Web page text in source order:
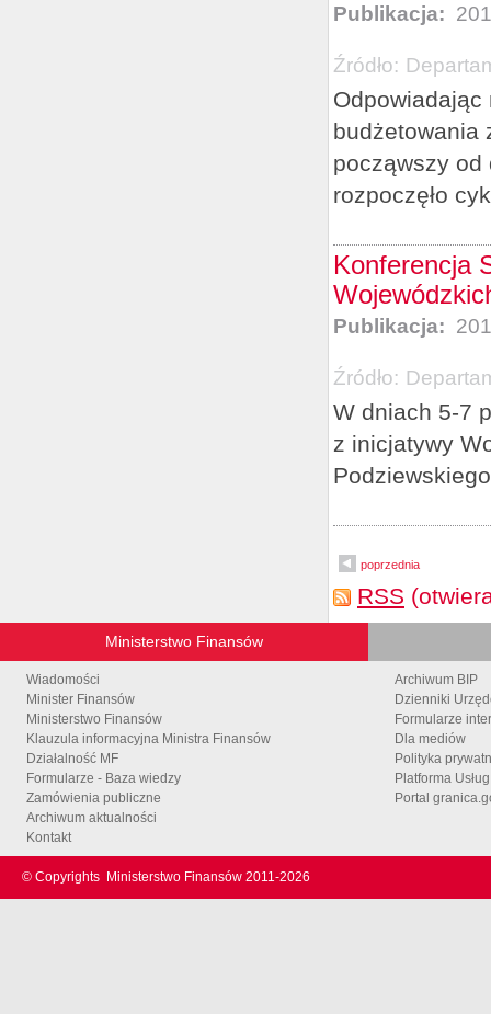
Publikacja:
Źródło:
budżetowania
począwszy od
rozpoczęło
Konferencja
Publikacja:
Źródło:
W dniach 5-7
z inicjatywy
poprzednia
RSS
Ministerstwo Finansów
Wiadomości
Minister Finansów
Ministerstwo Finansów
Klauzula informacyjna Ministra Finansów
Działalność MF
Formularze - Baza wiedzy
Zamówienia publiczne
Archiwum aktualności
Kontakt
Archiwum BIP
Dzienniki
Formularze
Dla mediów
Polityka
Platforma
Portal
© Copyrights Ministerstwo Finansów 2011-2026